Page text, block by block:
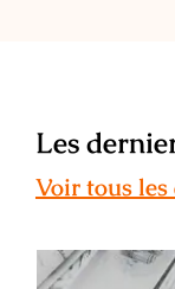
Les
Voir tous